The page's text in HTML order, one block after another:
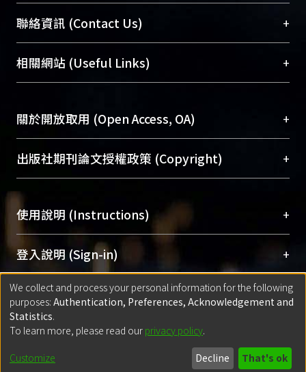
臺大位居世界頂尖大學之列，為永久珍藏及向國際
展現本校豐碩的研究成果及學術能量，圖書館整合
機構典藏（NTUR）與學術庫（AH）不同功能平
台，成為臺大學術典藏NTU scholars。期能整合研
成果。
To permanently archive and promote researcher
profiles and scholarly works, Library integrates the
services of “NTU Repository” with “Academic
Hub” to form NTU Scholars.
聯絡資訊 (Contact Us) +
總館學科館員(Main Library)
醫學圖書館學科館員(Medical Library)
Sciences Library)
相關網站 (Useful Links) +
關於開放取用 (Open Access, OA) +
開放取用是從使用者角度提升資訊取用性的社會運
動，應用在學術研究上是透過將研究著作公開供使
用者自由取閱，以促進學術傳播及因應期刊訂購費
用逐年攀升。同時可加速研究發展、提升研究影響
力，NTU Scholars即為本校的開放取用典藏（OA
Archive）平台。（點選深入了解OA）
出版社期刊論文授權政策 (Copyright) +
含部分內容的版權非匯入者所有，或由第三方贊
助與合作完成，請確認該版權所有者及第三方同
意提供此授權。
Please represent that the submission is your
original work, and that you have the right to
grant the rights to upload.
若欲上傳已出版的全文電子檔，可使用
policy finder
網站查詢，以確認出版單位之版權
政策。
使用說明 (Instructions) +
網站簡介(Quickstart Guide)
使用手冊(Instruction Manual)
線上預約服務(Booking Service)
登入說明 (Sign-in) +
方案一：臺灣大學計算機中心帳號登入
(With C&INC Email Account)
方案二：ORCID帳號登入(With ORCID)
匯入著作 (Submission) +
方案一：定期更新ORCID者，以ID匯入
for identifier (ORCID))
方案二：
(Default mode Submission)
Built withDSpace-CRIS software
- Extension maintained and optimized
We collect and process your personal information for the following
purposes: Authentication, Preferences, Acknowledgement and
Statistics.
To learn more, please read our privacy policy.
Customize Decline That's ok